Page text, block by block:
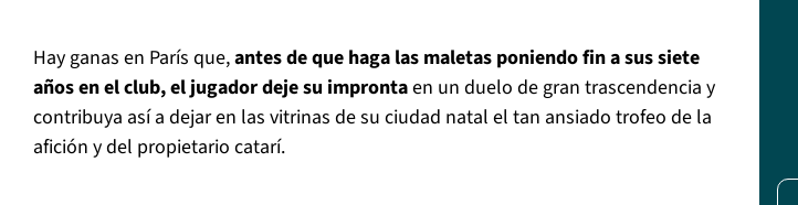
Hay ganas en París que,antes de que haga las maletas poniendo fin a sus siete
años en el club, el jugador deje su improntaen un duelo de gran trascendencia y
contribuya así a dejar en las vitrinas de su ciudad natal el tan ansiado trofeo de la
afición y del propietario catarí.